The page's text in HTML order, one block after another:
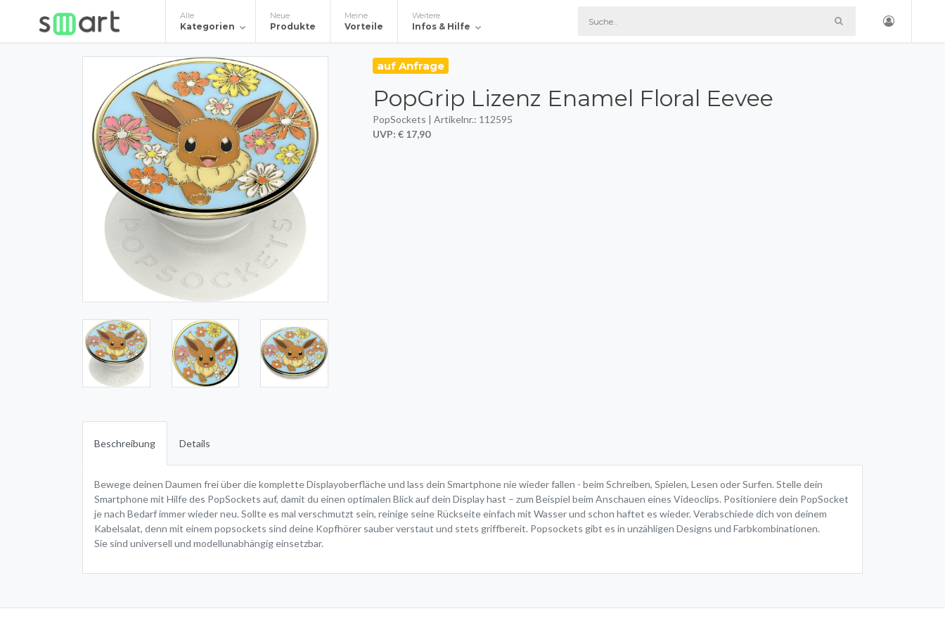
Alle
Kategorien
Neue
Produkte
Meine
Vorteile
Weitere
Infos & Hilfe
auf Anfrage
PopGrip Lizenz Enamel Floral Eevee
PopSockets | Artikelnr.: 112595
UVP: € 17,90
Beschreibung Details
Bewege deinen Daumen frei über die komplette Displayoberfläche und lass dein Smartphone nie wieder fallen - beim Schreiben, Spielen, Lesen oder Surfen. Stelle dein
Smartphone mit Hilfe des PopSockets auf, damit du einen optimalen Blick auf dein Display hast – zum Beispiel beim Anschauen eines Videoclips. Positioniere dein PopSocket
je nach Bedarf immer wieder neu. Sollte es mal verschmutzt sein, reinige seine Rückseite einfach mit Wasser und schon haftet es wieder. Verabschiede dich von deinem
Kabelsalat, denn mit einem popsockets sind deine Kopfhörer sauber verstaut und stets griffbereit. Popsockets gibt es in unzähligen Designs und Farbkombinationen.
Sie sind universell und modellunabhängig einsetzbar.